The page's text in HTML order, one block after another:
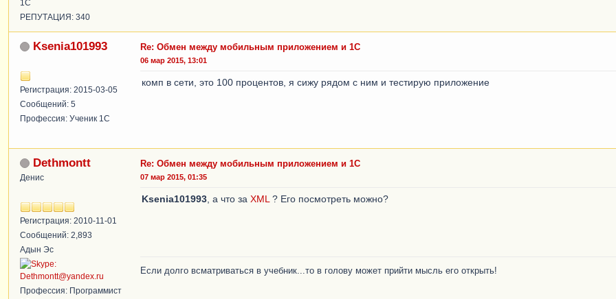
1С
РЕПУТАЦИЯ: 340
Ksenia101993
Регистрация: 2015-03-05
Сообщений: 5
Профессия: Ученик 1С
Re: Обмен между мобильным приложением и 1С
06 мар 2015, 13:01
комп в сети, это 100 процентов, я сижу рядом с ним и тестирую приложение
Dethmontt
Денис
Регистрация: 2010-11-01
Сообщений: 2,893
Адын Эс
Профессия: Программист
Re: Обмен между мобильным приложением и 1С
07 мар 2015, 01:35
Ksenia101993 , а что за XML ? Его посмотреть можно?
Если долго всматриваться в учебник...то в голову может прийти мысль его открыть!